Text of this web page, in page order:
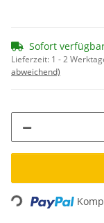
Sofort
Lieferzeit: 1 - 2
abweichend)
Loading...